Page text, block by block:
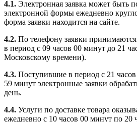
4.1. Электронная заявка может быть
электронной формы ежедневно
форма заявки находится на сайте.
4.2. По телефону заявки
в период с 09 часов 00 минут до 21
Московскому времени).
4.3. Поступившие в период с 21
59 минут электронные заявки
день.
4.4. Услуги по доставке товара
ежедневно с 10 часов 00 минут по 20